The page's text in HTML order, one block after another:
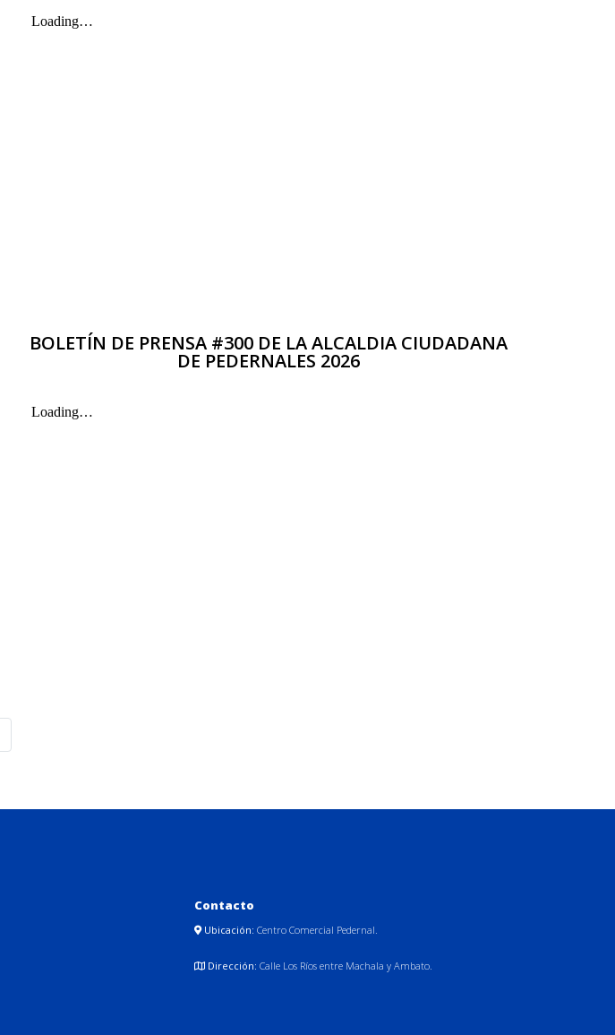
BOLETÍN DE PRENSA #300 DE LA ALCALDIA CIUDADANA
DE PEDERNALES 2026
Contacto
Ubicación: Centro Comercial Pedernal.
Dirección: Calle Los Ríos entre Machala y Ambato.